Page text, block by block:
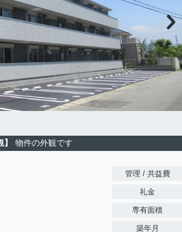
】 物件の外観です
管理 / 共益費
礼金
専有面積
築年月